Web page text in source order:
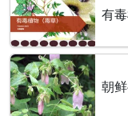
有
朝